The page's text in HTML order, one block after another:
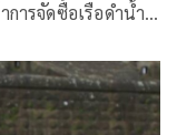
ารจัดซื้อเรือดำน้ำ​
นมิถุนายน